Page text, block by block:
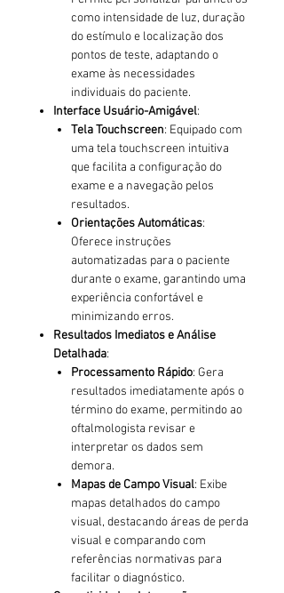
como intensidade de luz, duração
do estímulo e localização dos
pontos de teste, adaptando o
exame às necessidades
individuais do paciente.
Interface Usuário-Amigável:
Tela Touchscreen: Equipado com
uma tela touchscreen intuitiva
que facilita a configuração do
exame e a navegação pelos
resultados.
Orientações Automáticas:
Oferece instruções
automatizadas para o paciente
durante o exame, garantindo uma
experiência confortável e
minimizando erros.
Resultados Imediatos e Análise
Detalhada:
Processamento Rápido: Gera
resultados imediatamente após o
término do exame, permitindo ao
oftalmologista revisar e
interpretar os dados sem
demora.
Mapas de Campo Visual: Exibe
mapas detalhados do campo
visual, destacando áreas de perda
visual e comparando com
referências normativas para
facilitar o diagnóstico.